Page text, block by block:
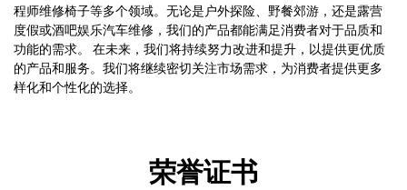
程师维修椅子等多个领域。无论是户外探险、野餐郊游，还是露营
度假或酒吧娱乐汽车维修，我们的产品都能满足消费者对于品质和
功能的需求。 在未来，我们将持续努力改进和提升，以提供更优质
的产品和服务。我们将继续密切关注市场需求，为消费者提供更多
样化和个性化的选择。
荣誉证书